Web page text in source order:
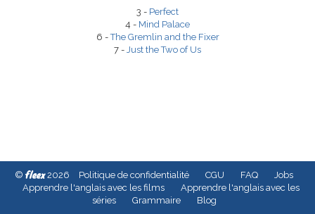
3 - Perfect
4 - Mind Palace
6 -The Gremlin and the Fixer
7 - Just the Two of Us
© fleex2026 Politique de confidentialité CGU FAQ
Jobs
Apprendre l'anglais avec les films
Apprendre l'anglais avec les
séries
Grammaire Blog